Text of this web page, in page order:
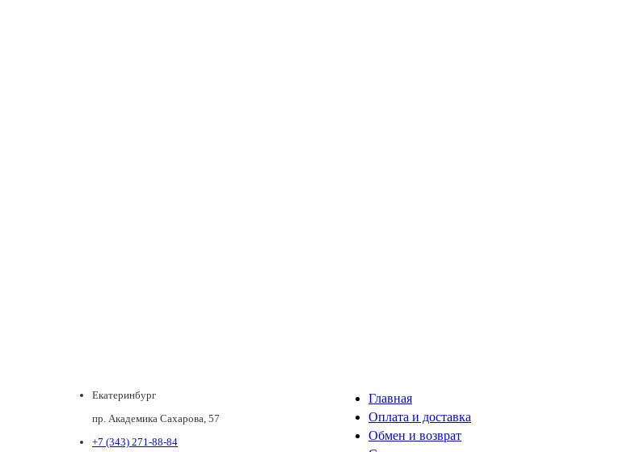
Екатеринбург
пр. Академика Сахарова, 57
+7 (343) 271-88-84
Главная
Оплата и доставка
Обмен и возврат